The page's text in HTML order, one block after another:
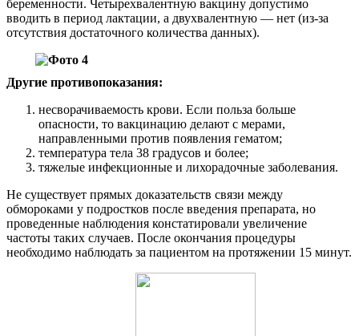
беременности. Четырехвалентную вакцину допустимо
вводить в период лактации, а двухвалентную — нет (из-за
отсутствия достаточного количества данных).
Другие противопоказания:
несворачиваемость крови. Если польза больше
опасности, то вакцинацию делают с мерами,
направленными против появления гематом;
температура тела 38 градусов и более;
тяжелые инфекционные и лихорадочные заболевания.
Не существует прямых доказательств связи между
обмороками у подростков после введения препарата, но
проведенные наблюдения констатировали увеличение
частоты таких случаев. После окончания процедуры
необходимо наблюдать за пациентом на протяжении 15 минут.